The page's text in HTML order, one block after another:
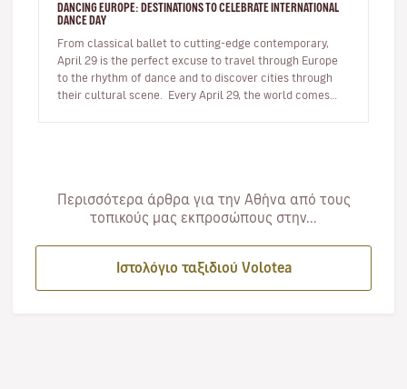
DANCING EUROPE: DESTINATIONS TO CELEBRATE INTERNATIONAL
DANCE DAY
From classical ballet to cutting-edge contemporary,
April 29 is the perfect excuse to travel through Europe
to the rhythm of dance and to discover cities through
their cultural scene. Every April 29, the world comes
Περισσότερα άρθρα για την Αθήνα από τους
τοπικούς μας εκπροσώπους στην...
Ιστολόγιο ταξιδιού Volotea